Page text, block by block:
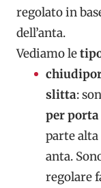
regolato in
dell’anta.
Vediamo le
slitta:
per porta
parte
anta.
regolare